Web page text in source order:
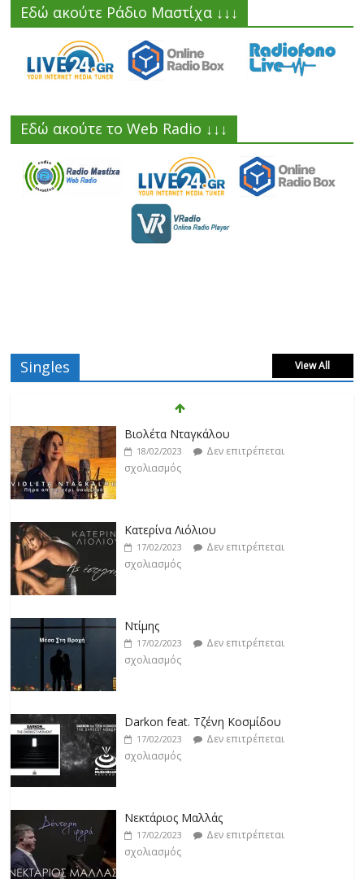
Εδώ ακούτε Ράδιο Μαστίχα ↓↓↓
Εδώ ακούτε το Web Radio ↓↓↓
Singles View All
Βιολέτα Νταγκάλου
18/02/2023
Δεν επιτρέπεται
σχολιασμός
Κατερίνα Λιόλιου
17/02/2023
Δεν επιτρέπεται
σχολιασμός
Ντίμης
17/02/2023
Δεν επιτρέπεται
σχολιασμός
Darkon feat. Τζένη Κοσμίδου
17/02/2023
Δεν επιτρέπεται
σχολιασμός
Νεκτάριος Μαλλάς
17/02/2023
Δεν επιτρέπεται
σχολιασμός